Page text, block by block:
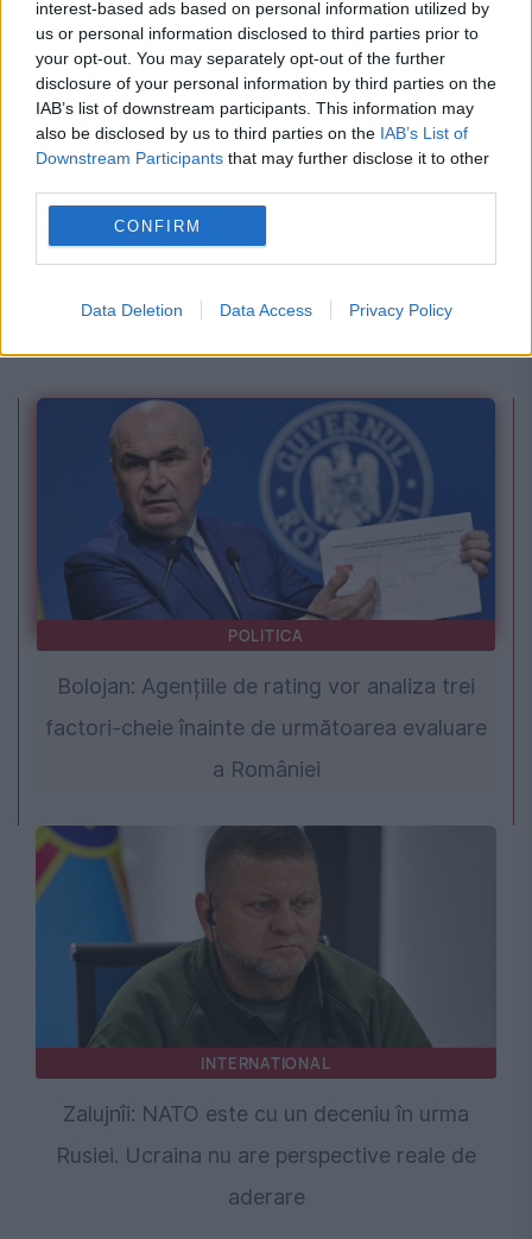
interest-based ads based on personal information utilized by
us or personal information disclosed to third parties prior to
your opt-out. You may separately opt-out of the further
disclosure of your personal information by third parties on the
IAB’s list of downstream participants. This information may
also be disclosed by us to third parties on the IAB’s List of
Downstream Participants that may further disclose it to other
CONFIRM
Data Deletion Data Access Privacy Policy
INTERNATIONAL
Întâlnire decisivă la Pentagon. Ce se întâmplă
cu militarii americani din România și noul plan
POLITICA
Bolojan: Agențiile de rating vor analiza trei
factori-cheie înainte de următoarea evaluare
a României
INTERNATIONAL
Zalujnîi: NATO este cu un deceniu în urma
Rusiei. Ucraina nu are perspective reale de
aderare